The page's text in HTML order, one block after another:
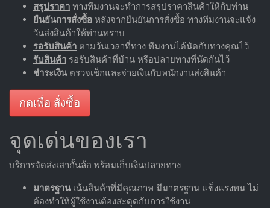
สรุปราคา ทางทีมงานจะทำการสรุปราคาสินค้าให้กับท่าน
ยืนยันการสั่งซื้อ หลังจากยืนยันการสั่งซื้อ ทางทีมงานจะแจ้ง
วันส่งสินค้าให้ท่านทราบ
รอรับสินค้า ตามวันเวลาที่ทาง ทีมงานได้นัดกับทางคุณไว้
รับสินค้า รอรับสินค้าที่บ้าน หรือปลายทางที่นัดกันไว้
ชำระเงินตรวจเช็กและจ่ายเงินกับพนักงานส่งสินค้า
กดเพื่อ สั่งซื้อ
จุดเด่นของเรา
บริการจัดส่งเสากั้นล้อ พร้อมเก็บเงินปลายทาง
มาตรฐานเน้นสินค้าที่มีคุณภาพ มีมาตรฐาน แข็งแรงทน ไม่
ต้องทำให้ผู้ใช้งานต้องสะดุดกับการใช้งาน